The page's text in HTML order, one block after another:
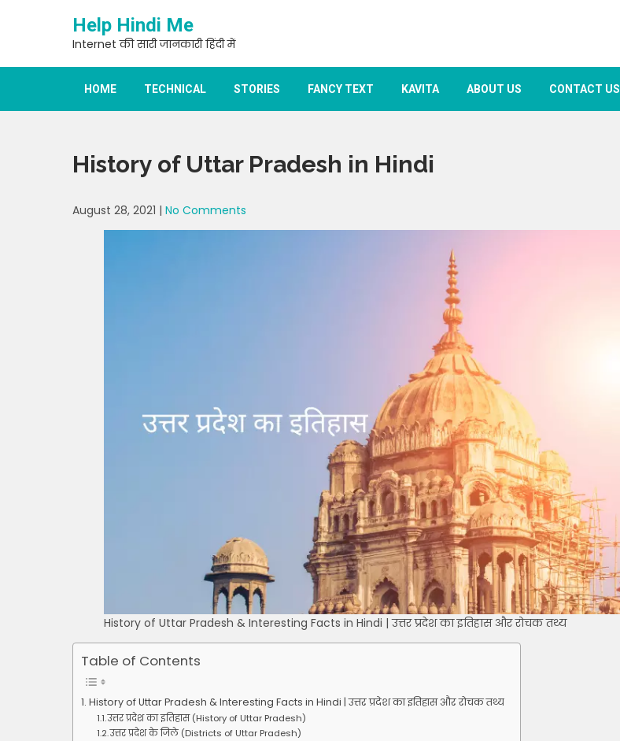
Help Hindi Me
Internet की सारी जानकारी हिंदी में
HOME TECHNICAL STORIES FANCY TEXT KAVITA ABOUT US CONTACT US
History of Uttar Pradesh in Hindi
August 28, 2021 | No Comments
History of Uttar Pradesh & Interesting Facts in Hindi | उत्तर प्रदेश का इतिहास और रोचक तथ्य
Table of Contents
History of Uttar Pradesh & Interesting Facts in Hindi | उत्तर प्रदेश का इतिहास और रोचक तथ्य
उत्तर प्रदेश का इतिहास (History of Uttar Pradesh)
उत्तर प्रदेश के जिले (Districts of Uttar Pradesh)